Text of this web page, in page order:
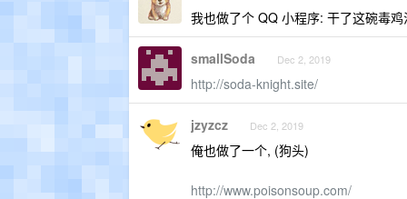
我也做了个 QQ 小程序: 干了这碗毒鸡
smallSoda Dec 2, 2019
http://soda-knight.site/
jzyzcz Dec 2, 2019
俺也做了一个, (狗头)
http://www.poisonsoup.com/